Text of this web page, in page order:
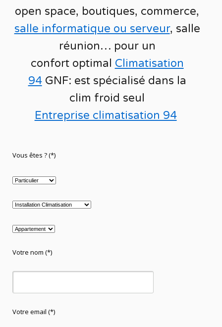
open space, boutiques, commerce,
salle informatique ou serveur, salle
réunion… pour un
confort optimal Climatisation
94 GNF: est spécialisé dans la
clim froid seul
Entreprise climatisation 94
Vous êtes ? (*)
Votre nom (*)
Votre email (*)